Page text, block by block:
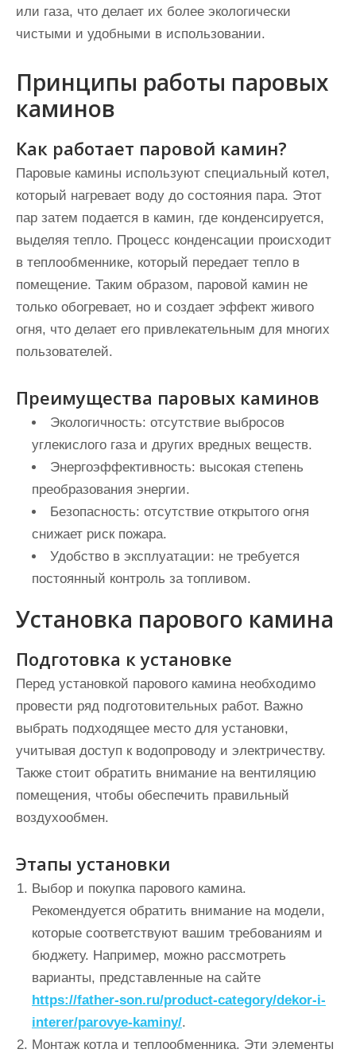
или газа, что делает их более экологически
чистыми и удобными в использовании.
Принципы работы паровых
каминов
Как работает паровой камин?
Паровые камины используют специальный котел,
который нагревает воду до состояния пара. Этот
пар затем подается в камин, где конденсируется,
выделяя тепло. Процесс конденсации происходит
в теплообменнике, который передает тепло в
помещение. Таким образом, паровой камин не
только обогревает, но и создает эффект живого
огня, что делает его привлекательным для многих
пользователей.
Преимущества паровых каминов
Экологичность: отсутствие выбросов
углекислого газа и других вредных веществ.
Энергоэффективность: высокая степень
преобразования энергии.
Безопасность: отсутствие открытого огня
снижает риск пожара.
Удобство в эксплуатации: не требуется
постоянный контроль за топливом.
Установка парового камина
Подготовка к установке
Перед установкой парового камина необходимо
провести ряд подготовительных работ. Важно
выбрать подходящее место для установки,
учитывая доступ к водопроводу и электричеству.
Также стоит обратить внимание на вентиляцию
помещения, чтобы обеспечить правильный
воздухообмен.
Этапы установки
Выбор и покупка парового камина.
Рекомендуется обратить внимание на модели,
которые соответствуют вашим требованиям и
бюджету. Например, можно рассмотреть
варианты, представленные на сайте
https://father-son.ru/product-category/dekor-i-
interer/parovye-kaminy/.
Монтаж котла и теплообменника. Эти элементы